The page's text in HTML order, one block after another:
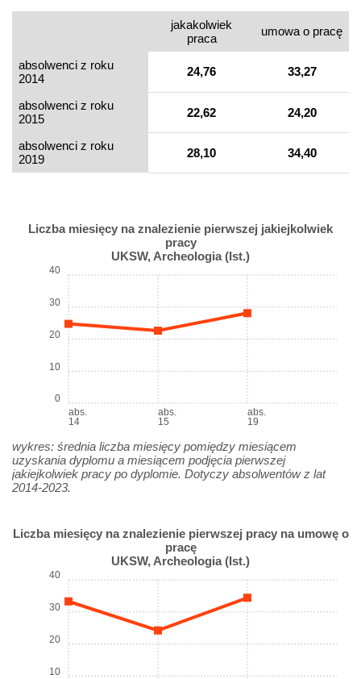
jakakolwiek
praca
umowa o pracę
absolwenci z roku
2014
24,76 33,27
absolwenci z roku
2015
22,62 24,20
absolwenci z roku
2019
28,10 34,40
Liczba miesięcy na znalezienie pierwszej jakiejkolwiek
pracy
UKSW, Archeologia (Ist.)
abs.
14
abs.
15
abs.
19
0
10
20
30
40
wykres: średnia liczba miesięcy pomiędzy miesiącem
uzyskania dyplomu a miesiącem podjęcia pierwszej
jakiejkolwiek pracy po dyplomie. Dotyczy absolwentów z lat
2014-2023.
Liczba miesięcy na znalezienie pierwszej pracy na umowę o
pracę
UKSW, Archeologia (Ist.)
10
20
30
40